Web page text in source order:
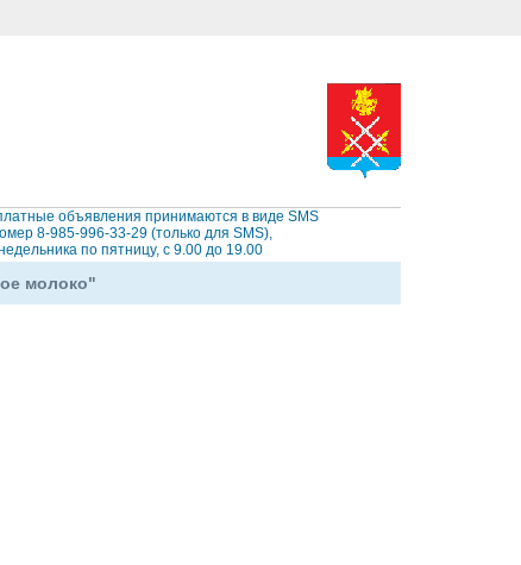
объявления принимаются в виде SMS
8-985-996-33-29 (только для SMS),
по пятницу, с 9.00 до 19.00
молоко"